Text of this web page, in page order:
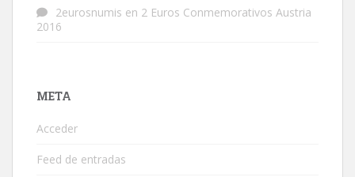
2eurosnumis en 2 Euros Conmemorativos Austria
2016
META
Acceder
Feed de entradas